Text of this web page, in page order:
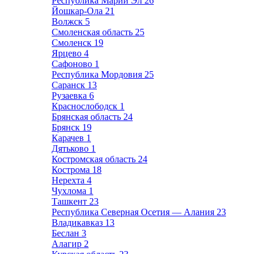
Йошкар-Ола 21
Волжск 5
Смоленская область 25
Смоленск 19
Ярцево 4
Сафоново 1
Республика Мордовия 25
Саранск 13
Рузаевка 6
Краснослободск 1
Брянская область 24
Брянск 19
Карачев 1
Дятьково 1
Костромская область 24
Кострома 18
Нерехта 4
Чухлома 1
Ташкент 23
Республика Северная Осетия — Алания 23
Владикавказ 13
Беслан 3
Алагир 2